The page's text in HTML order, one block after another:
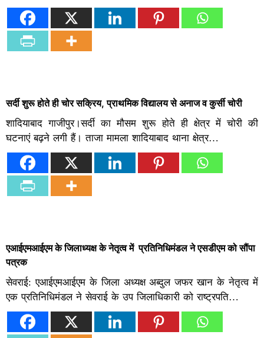
सर्दी शुरू होते ही चोर सक्रिय, प्राथमिक विद्यालय से अनाज व कुर्सी चोरी
शादियाबाद गाजीपुर।सर्दी का मौसम शुरू होते ही क्षेत्र में चोरी की
घटनाएं बढ़ने लगी हैं। ताजा मामला शादियाबाद थाना क्षेत्र…
एआईएमआईएम के जिलाध्यक्ष के नेतृत्व में प्रतिनिधिमंडल ने एसडीएम को सौंपा
पत्रक
सेवराई: एआईएमआईएम के जिला अध्यक्ष अब्दुल जफर खान के नेतृत्व में
एक प्रतिनिधिमंडल ने सेवराई के उप जिलाधिकारी को राष्ट्रपति…